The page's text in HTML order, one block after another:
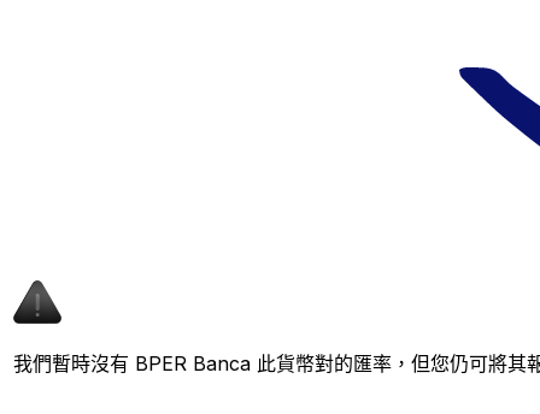
我們暫時沒有 BPER Banca 此貨幣對的匯率，但您仍可將